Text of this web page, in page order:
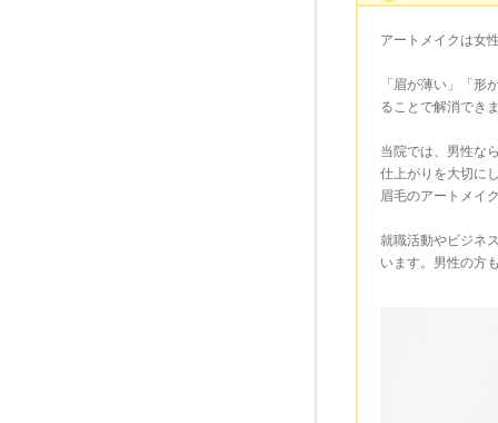
アートメイクは女
「眉が薄い」「形
ることで解消でき
当院では、男性な
仕上がりを大切に
眉毛のアートメイ
就職活動やビジネ
います。男性の方